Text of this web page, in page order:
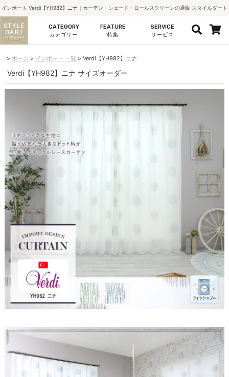
インポート Verdi【YH982】ニナ｜カーテン・シェード・ロールスクリーンの通販 スタイルダート
CATEGORY
カテゴリー
FEATURE
特集
SERVICE
サービス
ホーム インポート 一覧 Verdi【YH982】ニナ
Verdi【YH982】ニナ サイズオーダー